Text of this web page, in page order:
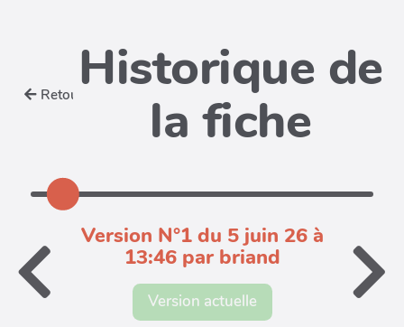
Retour Historique de
la fiche
Version N°1 du 5 juin 26 à
13:46 par briand
Version actuelle